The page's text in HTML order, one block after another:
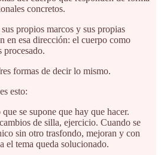
concretos.
propios marcos y sus propias
en esa dirección: el cuerpo como
procesado.
formas de decir lo mismo.
esto:
se supone que hay que hacer.
de silla, ejercicio. Cuando se
sin otro trasfondo, mejoran y con
el tema queda solucionado.